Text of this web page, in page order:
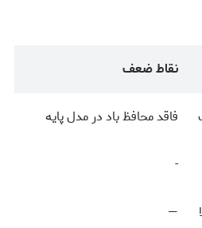
نقاط ضعف
فاقد محافظ باد در مدل پایه
-
—